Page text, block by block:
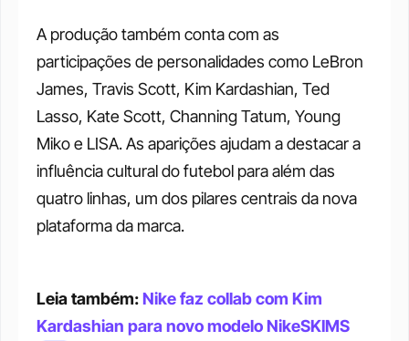
A produção também conta com as
participações de personalidades como LeBron
James, Travis Scott, Kim Kardashian, Ted
Lasso, Kate Scott, Channing Tatum, Young
Miko e LISA. As aparições ajudam a destacar a
influência cultural do futebol para além das
quatro linhas, um dos pilares centrais da nova
plataforma da marca.
Leia também: Nike faz collab com Kim
Kardashian para novo modelo NikeSKIMS